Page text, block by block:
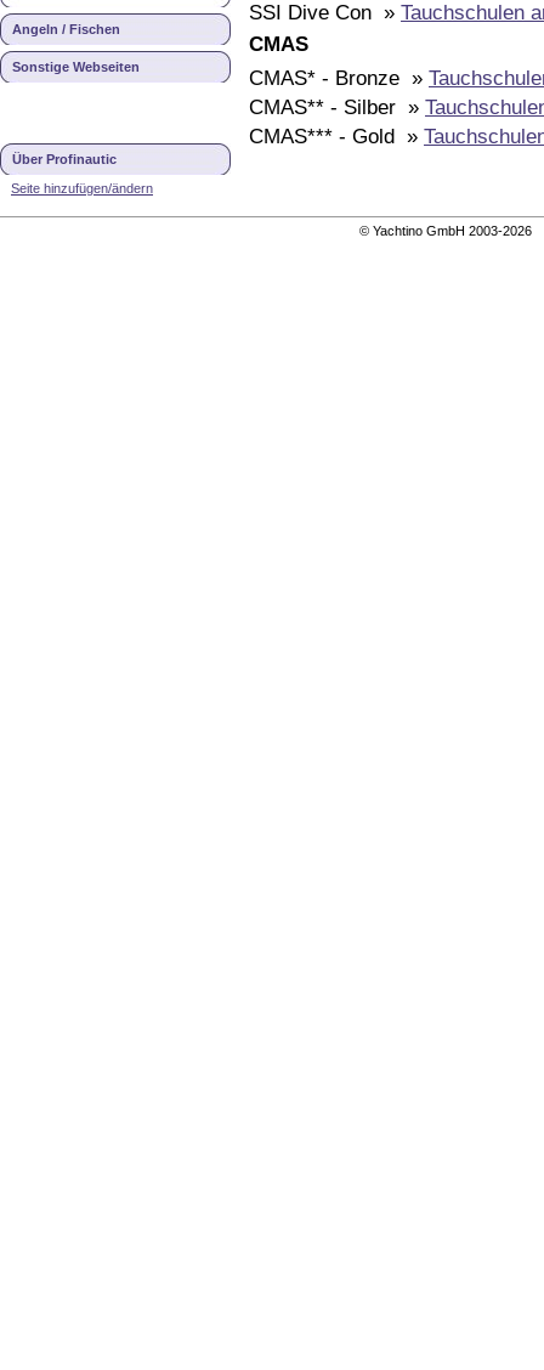
Angeln / Fischen
Sonstige Webseiten
Über Profinautic
Seite hinzufügen/ändern
SSI Dive Con » Tauchschulen
CMAS
CMAS* - Bronze »
CMAS** - Silber »
CMAS*** - Gold »
© Yachtino GmbH 2003-